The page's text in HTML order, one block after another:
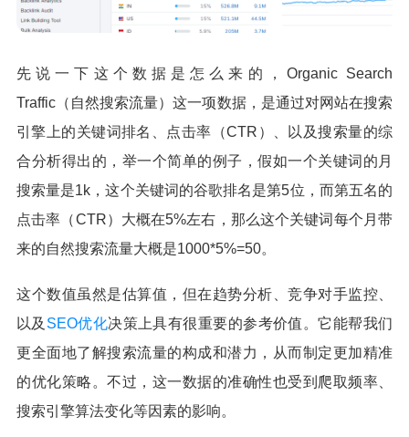
先说一下这个数据是怎么来的，Organic Search
Traffic（自然搜索流量）这一项数据，是通过对网站在搜索
引擎上的关键词排名、点击率（CTR）、以及搜索量的综
合分析得出的，举一个简单的例子，假如一个关键词的月
搜索量是1k，这个关键词的谷歌排名是第5位，而第五名的
点击率（CTR）大概在5%左右，那么这个关键词每个月带
来的自然搜索流量大概是1000*5%=50。
这个数值虽然是估算值，但在趋势分析、竞争对手监控、
以及 SEO优化决策上具有很重要的参考价值。它能帮我们
更全面地了解搜索流量的构成和潜力，从而制定更加精准
的优化策略。不过，这一数据的准确性也受到爬取频率、
搜索引擎算法变化等因素的影响。